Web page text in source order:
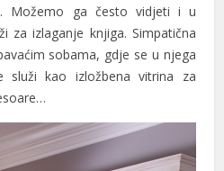
Možemo ga često vidjeti i u
za izlaganje knjiga. Simpatična
sobama, gdje se u njega
služi kao izložbena vitrina za